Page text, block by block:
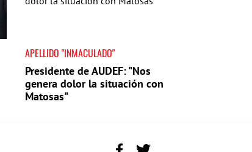
APELLIDO "INMACULADO"
Presidente de AUDEF: "Nos
genera dolor la situación con
Matosas"